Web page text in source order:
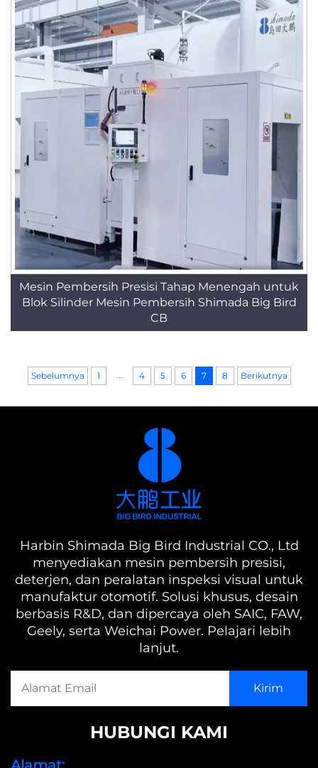
Mesin Pembersih Presisi Tahap Menengah untuk
Blok Silinder Mesin Pembersih Shimada Big Bird
CB
Sebelumnya 1 ... 4 5 6 7 8 Berikutnya
Harbin Shimada Big Bird Industrial CO., Ltd
menyediakan mesin pembersih presisi,
deterjen, dan peralatan inspeksi visual untuk
manufaktur otomotif. Solusi khusus, desain
berbasis R&D, dan dipercaya oleh SAIC, FAW,
Geely, serta Weichai Power. Pelajari lebih
lanjut.
HUBUNGI KAMI